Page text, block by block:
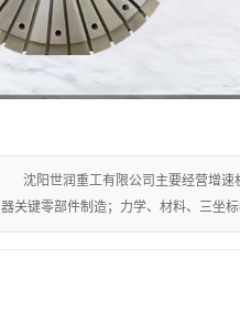
沈阳世润重工有限公司主要经营增
器关键零部件制造；力学、材料、三坐